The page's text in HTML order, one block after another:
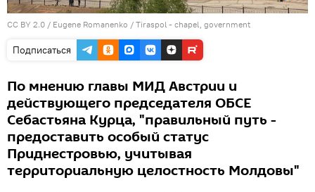
CC BY 2.0 / Eugene Romanenko / Tiraspol - chapel, government
Подписаться
По мнению главы МИД Австрии и
действующего председателя ОБСЕ
Себастьяна Курца, "правильный путь -
предоставить особый статус
Приднестровью, учитывая
территориальную целостность Молдовы"